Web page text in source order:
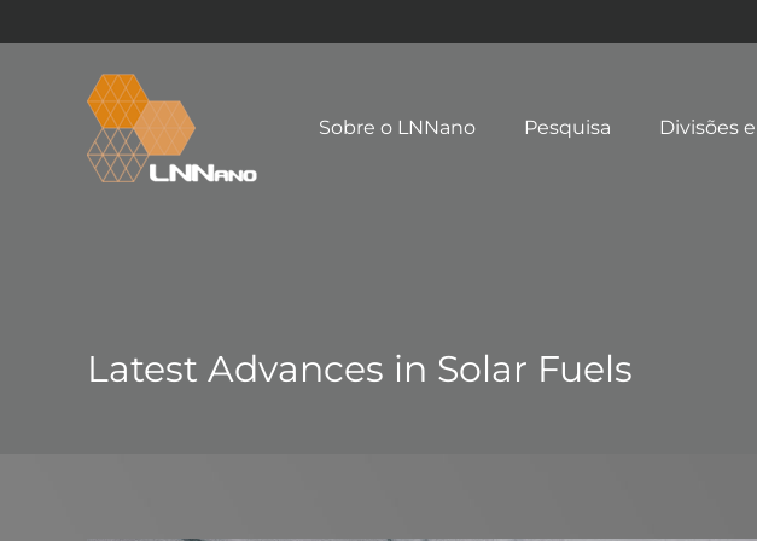
Sobre o LNNano Pesquisa Divisões
Latest Advances in Solar Fuels